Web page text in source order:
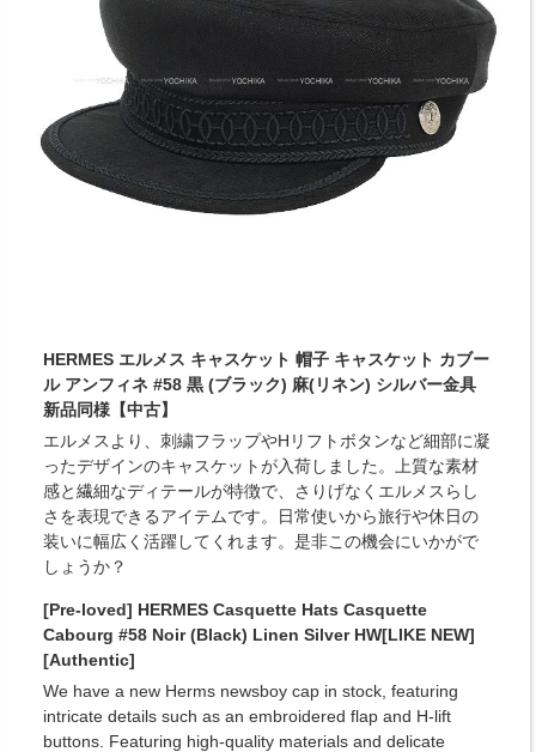
HERMES エルメス キャスケット 帽子 キャスケット カブー
ル アンフィネ #58 黒 (ブラック) 麻(リネン) シルバー金具
新品同様【中古】
エルメスより、刺繍フラップやHリフトボタンなど細部に凝
ったデザインのキャスケットが入荷しました。上質な素材
感と繊細なディテールが特徴で、さりげなくエルメスらし
さを表現できるアイテムです。日常使いから旅行や休日の
装いに幅広く活躍してくれます。是非この機会にいかがで
しょうか？
[Pre-loved] HERMES Casquette Hats Casquette
Cabourg #58 Noir (Black) Linen Silver HW[LIKE NEW]
[Authentic]
We have a new Herms newsboy cap in stock, featuring
intricate details such as an embroidered flap and H-lift
buttons. Featuring high-quality materials and delicate